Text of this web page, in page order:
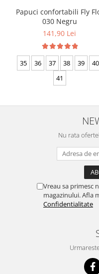
Papuci confortabili Fly
030 Negru
141,90 Lei
35 36 37 38 39
40
41
Nu rata
Vreau sa primesc
magazinului. Afla
Confidentialitate